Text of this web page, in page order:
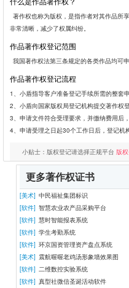
著作权也称为版权，是指作者对其作品所
非常清晰，减少了权属纠纷。
作品著作权登记范围
我国著作权法第三条规定的各类作品均可
作品著作权登记流程
1、小盾指导客户准备登记手续所需的整套
2、小盾向国家版权局登记机构提交著作权
3、申请文件符合受理要求，并缴纳费用后
4、申请受理之日起30个工作日后，登记机
小贴士：版权登记请选择正规平台 版
更多著作权证书
[美术] 中民福祉集团标识
[软件] 智慧农业农产品采购平台
[软件] 慧时智能报表系统
[软件] 学生考勤系统
[软件] 环京国资管理资产盘点系统
[美术] 震航喔喔老鸡汤形象墙效果图
[软件] 二维数控实验系统
[软件] 真型社微信圣诞活动软件